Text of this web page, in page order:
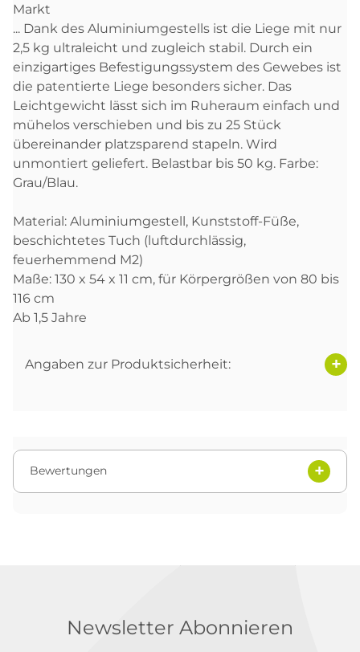
Markt
... Dank des Aluminiumgestells ist die Liege mit nur
2,5 kg ultraleicht und zugleich stabil. Durch ein
einzigartiges Befestigungssystem des Gewebes ist
die patentierte Liege besonders sicher. Das
Leichtgewicht lässt sich im Ruheraum einfach und
mühelos verschieben und bis zu 25 Stück
übereinander platzsparend stapeln. Wird
unmontiert geliefert. Belastbar bis 50 kg. Farbe:
Grau/Blau.
Material: Aluminiumgestell, Kunststoff-Füße,
beschichtetes Tuch (luftdurchlässig,
feuerhemmend M2)
Maße: 130 x 54 x 11 cm, für Körpergrößen von 80 bis
116 cm
Ab 1,5 Jahre
Angaben zur Produktsicherheit:
Bewertungen
Newsletter Abonnieren